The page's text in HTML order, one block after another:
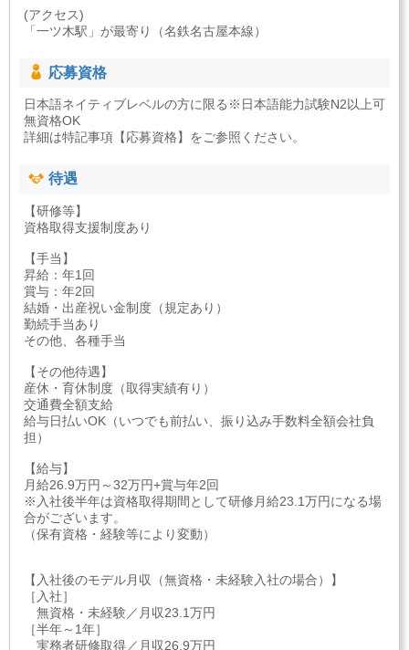
(アクセス)
「一ツ木駅」が最寄り（名鉄名古屋本線）
応募資格
日本語ネイティブレベルの方に限る※日本語能力試験N2以上可
無資格OK
詳細は特記事項【応募資格】をご参照ください。
待遇
【研修等】
資格取得支援制度あり
【手当】
昇給：年1回
賞与：年2回
結婚・出産祝い金制度（規定あり）
勤続手当あり
その他、各種手当
【その他待遇】
産休・育休制度（取得実績有り）
交通費全額支給
給与日払いOK（いつでも前払い、振り込み手数料全額会社負
担）
【給与】
月給26.9万円～32万円+賞与年2回
※入社後半年は資格取得期間として研修月給23.1万円になる場
合がございます。
（保有資格・経験等により変動）
【入社後のモデル月収（無資格・未経験入社の場合）】
［入社］
無資格・未経験／月収23.1万円
［半年～1年］
実務者研修取得／月収26.9万円